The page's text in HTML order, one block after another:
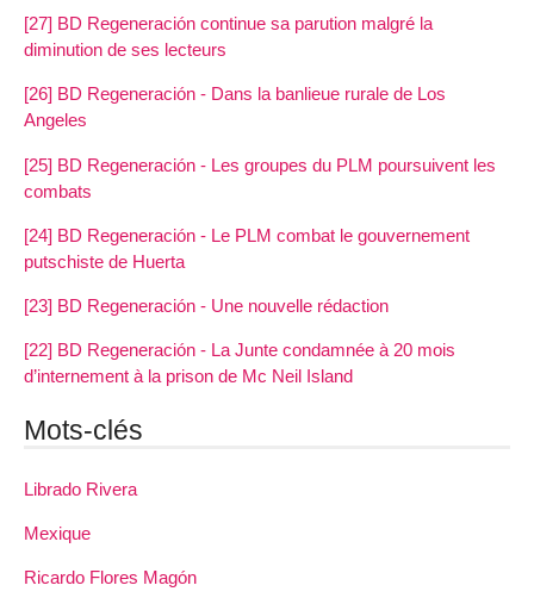
[27] BD Regeneración continue sa parution malgré la
diminution de ses lecteurs
[26] BD Regeneración - Dans la banlieue rurale de Los
Angeles
[25] BD Regeneración - Les groupes du PLM poursuivent les
combats
[24] BD Regeneración - Le PLM combat le gouvernement
putschiste de Huerta
[23] BD Regeneración - Une nouvelle rédaction
[22] BD Regeneración - La Junte condamnée à 20 mois
d’internement à la prison de Mc Neil Island
Mots-clés
Librado Rivera
Mexique
Ricardo Flores Magón